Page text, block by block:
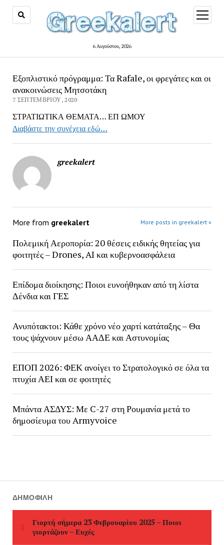
6 Αυγούστου, 2026
open
menu
Εξοπλιστικό πρόγραμμα: Τα Rafale, οι φρεγάτες και οι
ανακοινώσεις Μητσοτάκη
7 ΣΕΠΤΕΜΒΡΊΟΥ, 2020
ΣΤΡΑΤΙΩΤΙΚΑ ΘΕΜΑΤΑ… ΕΠ ΩΜΟΥ
Διαβάστε την συνέχεια εδώ…
greekalert
More from greekalert More posts in greekalert »
Πολεμική Αεροπορία: 20 θέσεις ειδικής θητείας για
φοιτητές – Drones, AI και κυβερνοασφάλεια
Επίδομα διοίκησης: Ποιοι ευνοήθηκαν από τη λίστα
Δένδια και ΓΕΣ
Ανυπότακτοι: Κάθε χρόνο νέο χαρτί κατάταξης – Θα
τους ψάχνουν μέσω ΑΑΔΕ και Αστυνομίας
ΕΠΟΠ 2026: ΦΕΚ ανοίγει το Στρατολογικό σε όλα τα
πτυχία ΑΕΙ και σε φοιτητές
Μπάντα ΑΣΔΥΣ: Με C-27 στη Ρουμανία μετά το
δημοσίευμα του Armyvoice
ΔΗΜΟΦΙΛΉ